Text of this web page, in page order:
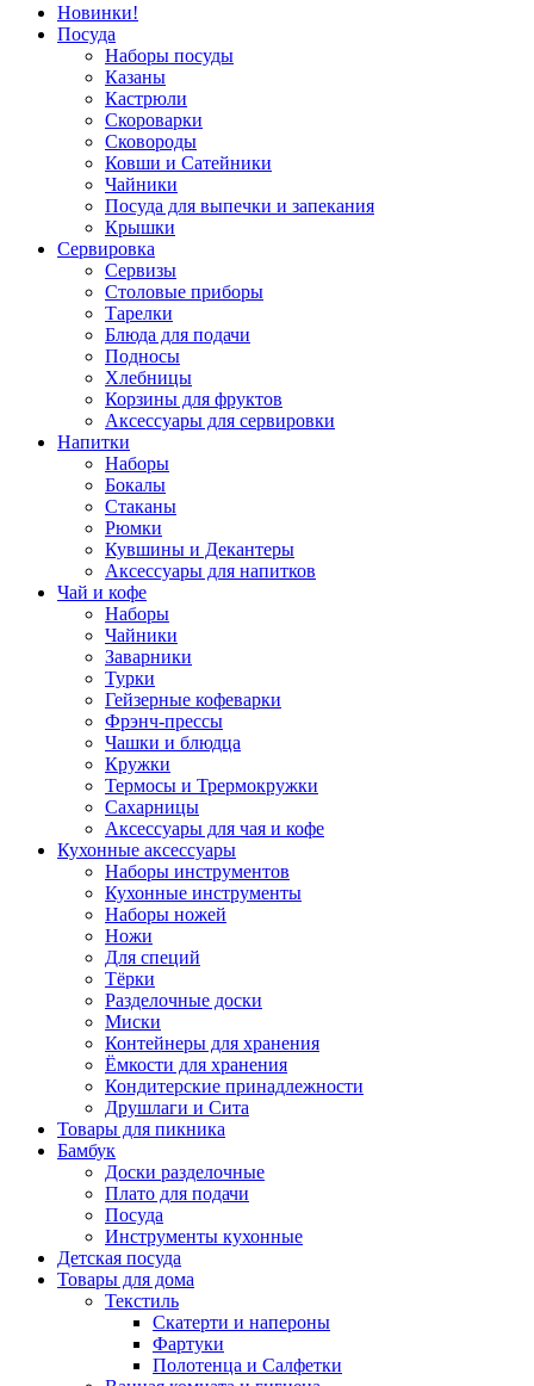
Новинки!
Посуда
Наборы посуды
Казаны
Кастрюли
Скороварки
Сковороды
Ковши и Сатейники
Чайники
Посуда для выпечки и запекания
Крышки
Сервировка
Сервизы
Столовые приборы
Тарелки
Блюда для подачи
Подносы
Хлебницы
Корзины для фруктов
Аксессуары для сервировки
Напитки
Наборы
Бокалы
Стаканы
Рюмки
Кувшины и Декантеры
Аксессуары для напитков
Чай и кофе
Наборы
Чайники
Заварники
Турки
Гейзерные кофеварки
Фрэнч-прессы
Чашки и блюдца
Кружки
Термосы и Трермокружки
Сахарницы
Аксессуары для чая и кофе
Кухонные аксессуары
Наборы инструментов
Кухонные инструменты
Наборы ножей
Ножи
Для специй
Тёрки
Разделочные доски
Миски
Контейнеры для хранения
Ёмкости для хранения
Кондитерские принадлежности
Друшлаги и Сита
Товары для пикника
Бамбук
Доски разделочные
Плато для подачи
Посуда
Инструменты кухонные
Детская посуда
Товары для дома
Текстиль
Скатерти и напероны
Фартуки
Полотенца и Салфетки